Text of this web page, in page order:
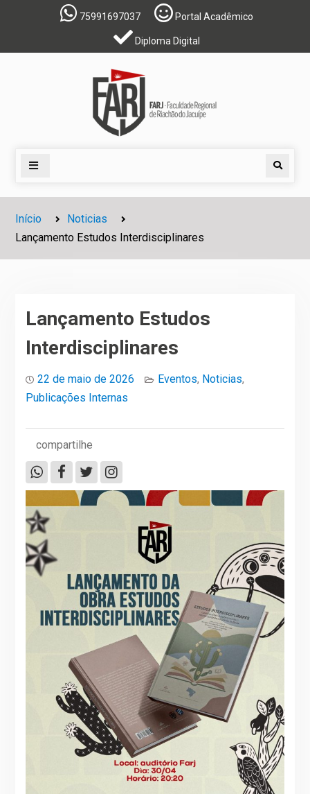
75991697037 Portal Acadêmico
Diploma Digital
Search
Início
Noticias
Lançamento Estudos Interdisciplinares
Lançamento Estudos
Interdisciplinares
22 de maio de 2026 Eventos, Noticias,
Publicações Internas
compartilhe